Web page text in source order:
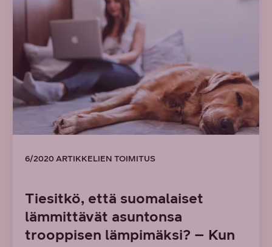
6/2020 ARTIKKELIEN TOIMITUS
Tiesitkö, että suomalaiset
lämmittävät asuntonsa
trooppisen lämpimäksi? – Kun